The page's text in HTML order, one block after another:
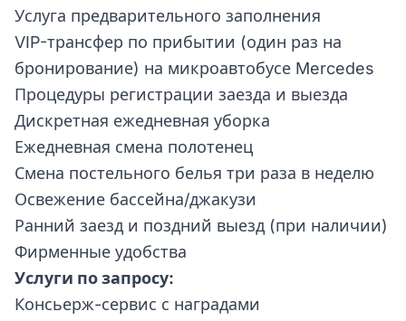
Услуга предварительного заполнения
VIP-трансфер по прибытии (один раз на
бронирование) на микроавтобусе Mercedes
Процедуры регистрации заезда и выезда
Дискретная ежедневная уборка
Ежедневная смена полотенец
Смена постельного белья три раза в неделю
Освежение бассейна/джакузи
Ранний заезд и поздний выезд (при наличии)
Фирменные удобства
Услуги по запросу:
Консьерж-сервис с наградами